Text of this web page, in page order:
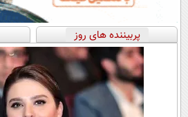
پربیننده های روز